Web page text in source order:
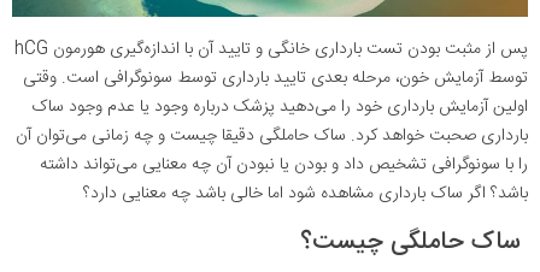
پس از مثبت بودن تست بارداری خانگی و تایید آن با اندازه‌گیری هورمون hCG
توسط آزمایش خون، مرحله بعدی تایید بارداری توسط سونوگرافی است. وقتی
اولین آزمایش بارداری خود را می‌دهید پزشک درباره وجود یا عدم وجود ساک
بارداری صحبت خواهد کرد. ساک حاملگی دقیقا چیست و چه زمانی می‌توان آن
را با سونوگرافی تشخیص داد و بودن یا نبودن آن چه معنایی می‌تواند داشته
باشد؟ اگر ساک بارداری مشاهده شود اما خالی باشد چه معنایی دارد؟
ساک حاملگی چیست؟